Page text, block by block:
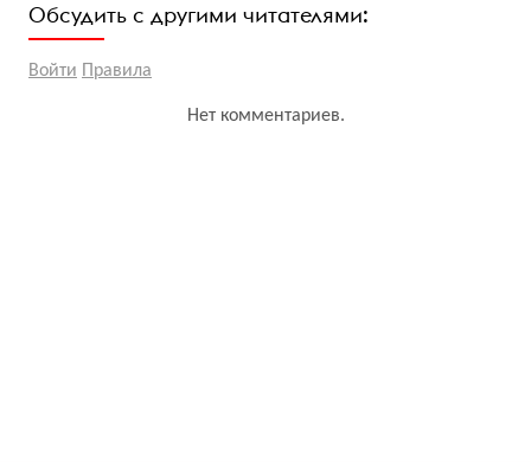
Обсудить с другими читателями:
Войти Правила
Нет комментариев.